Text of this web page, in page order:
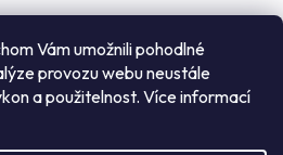
Vám umožnili pohodlné
provozu webu neustále
a použitelnost. Více informací